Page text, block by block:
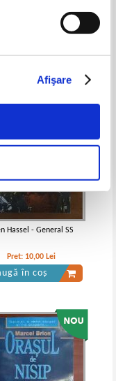
Afişare
Hassel - General SS
Pret: 10,00 Lei
în coș